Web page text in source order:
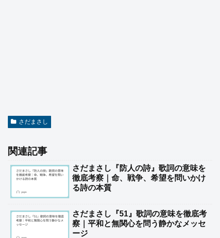
さだまさし
関連記事
さだまさし『防人の詩』歌詞の意味を
徹底考察｜命、戦争、希望を問いかけ
る詩の本質
さだまさし『51』歌詞の意味を徹底考
察｜平和と無関心を問う静かなメッセ
ージ